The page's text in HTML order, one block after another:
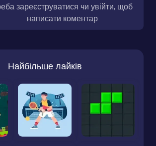
зареєструватися чи увійти, щоб
написати коментар
Найбільше лайків